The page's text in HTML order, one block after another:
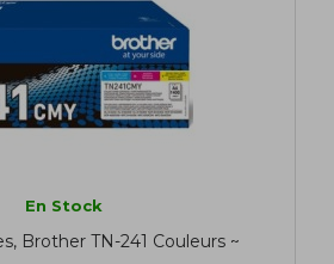
En Stock
Brother TN-241 Couleurs ~